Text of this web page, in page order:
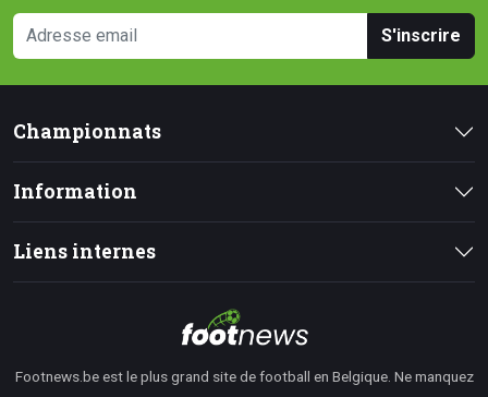
S'inscrire
Championnats
Information
Liens internes
Footnews.be est le plus grand site de football en Belgique. Ne manquez